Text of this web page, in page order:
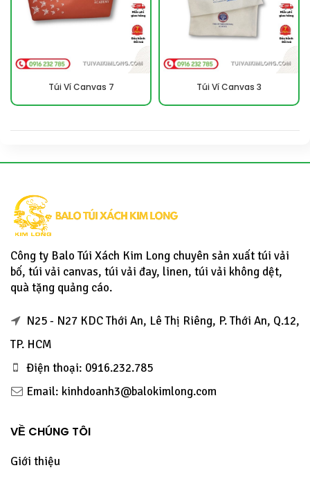
Túi Ví Canvas 7 Túi Ví Canvas 3
Công ty Balo Túi Xách Kim Long chuyên sản xuất túi vải
bố, túi vải canvas, túi vải đay, linen, túi vải không dệt,
quà tặng quảng cáo.
N25 - N27 KDC Thới An, Lê Thị Riêng, P. Thới An, Q.12,
TP. HCM
Điện thoại: 0916.232.785
Email: kinhdoanh3@balokimlong.com
VỀ CHÚNG TÔI
Giới thiệu